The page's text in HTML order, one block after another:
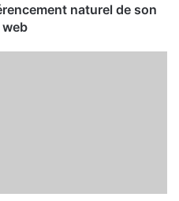
naturel de son